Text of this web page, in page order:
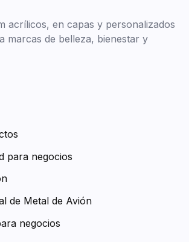
acrílicos, en capas y personalizados
marcas de belleza, bienestar y
para negocios
de Metal de Avión
negocios